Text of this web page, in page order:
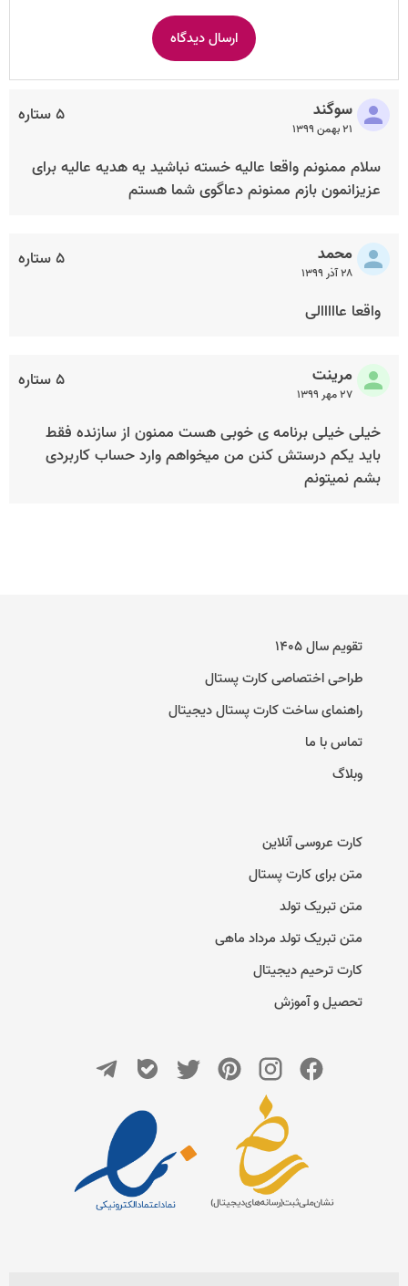
۵ ستاره سوگند
۲۱ بهمن ۱۳۹۹
سلام ممنونم واقعا عالیه خسته نباشید یه هدیه عالیه برای
عزیزانمون بازم ممنونم دعاگوی شما هستم
۵ ستاره محمد
۲۸ آذر ۱۳۹۹
واقعا عااااالی
۵ ستاره مرینت
۲۷ مهر ۱۳۹۹
خیلی خیلی برنامه ی خوبی هست ممنون از سازنده فقط
باید یکم درستش کنن من میخواهم وارد حساب کاربردی
بشم نمیتونم
تقویم سال ۱۴۰۵
طراحی اختصاصی کارت پستال
راهنمای ساخت کارت پستال دیجیتال
تماس با ما
وبلاگ
کارت عروسی آنلاین
متن برای کارت پستال
متن تبریک تولد
متن تبریک تولد مرداد ماهی
کارت ترحیم دیجیتال
تحصیل و آموزش